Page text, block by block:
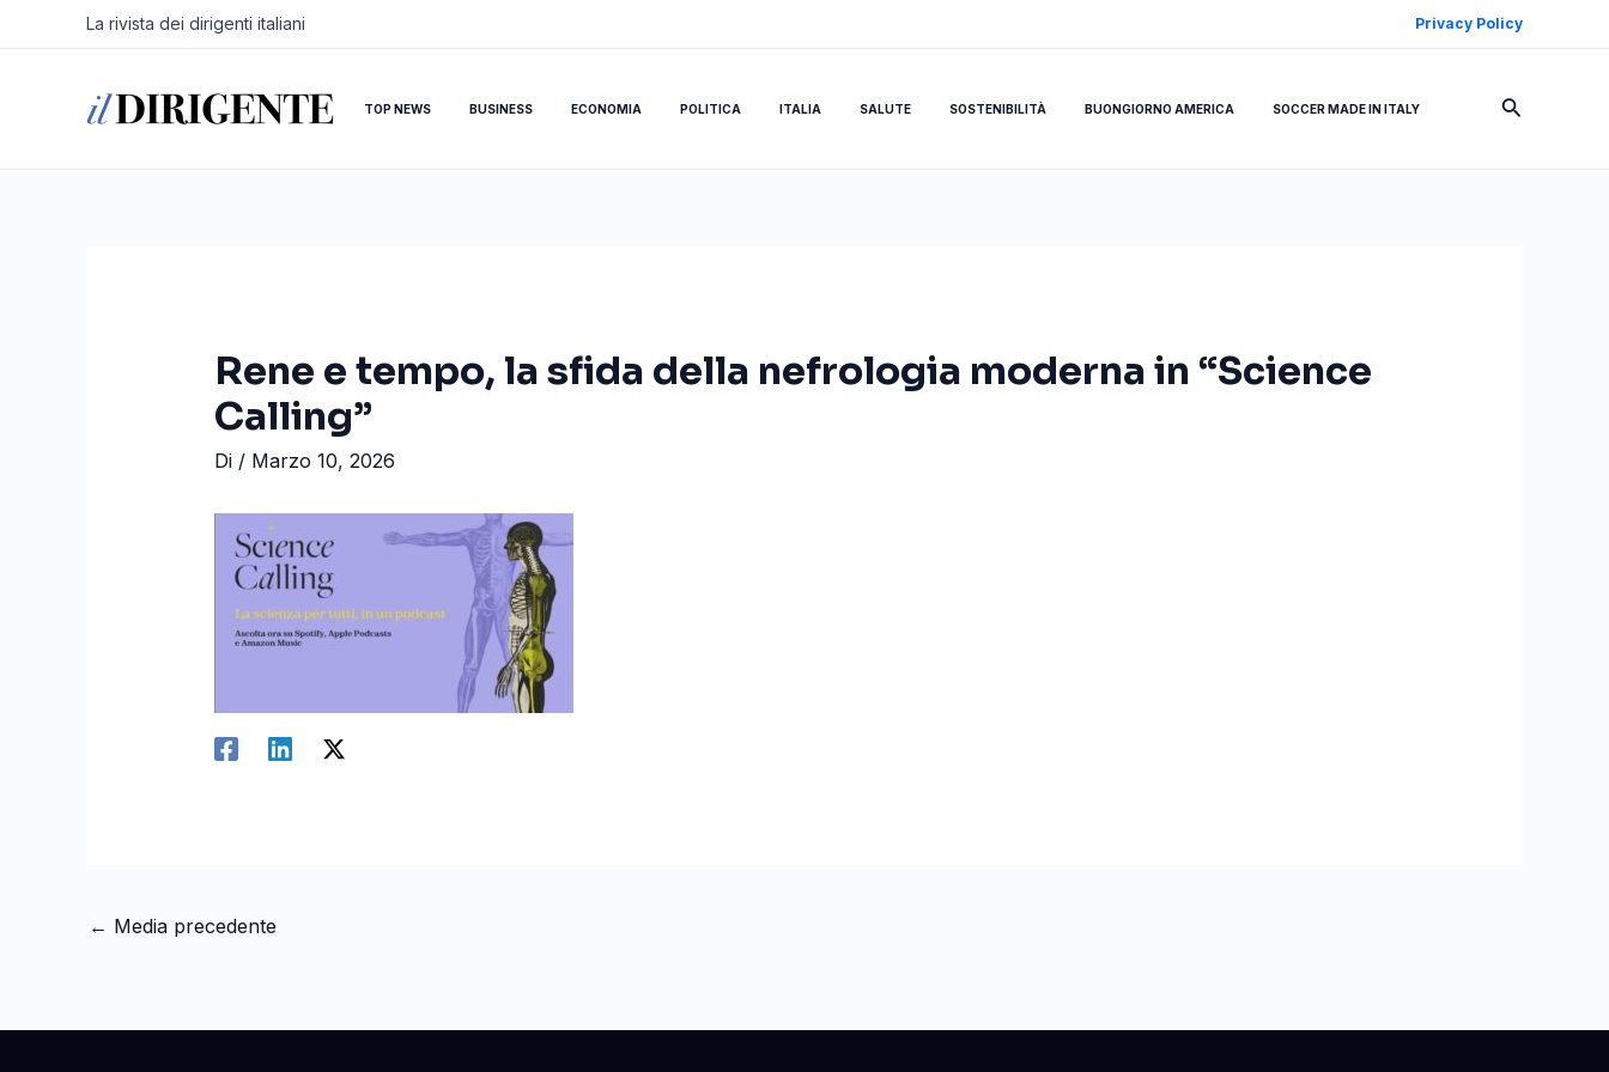
La rivista dei dirigenti italiani Privacy Policy
TOP NEWS BUSINESS ECONOMIA POLITICA ITALIA SALUTE SOSTENIBILITÀ BUONGIORNO AMERICA SOCCER MADE IN ITALY Cerca
Rene e tempo, la sfida della nefrologia moderna in “Science
Calling”
Di / Marzo 10, 2026
Navigazione
← Media precedente